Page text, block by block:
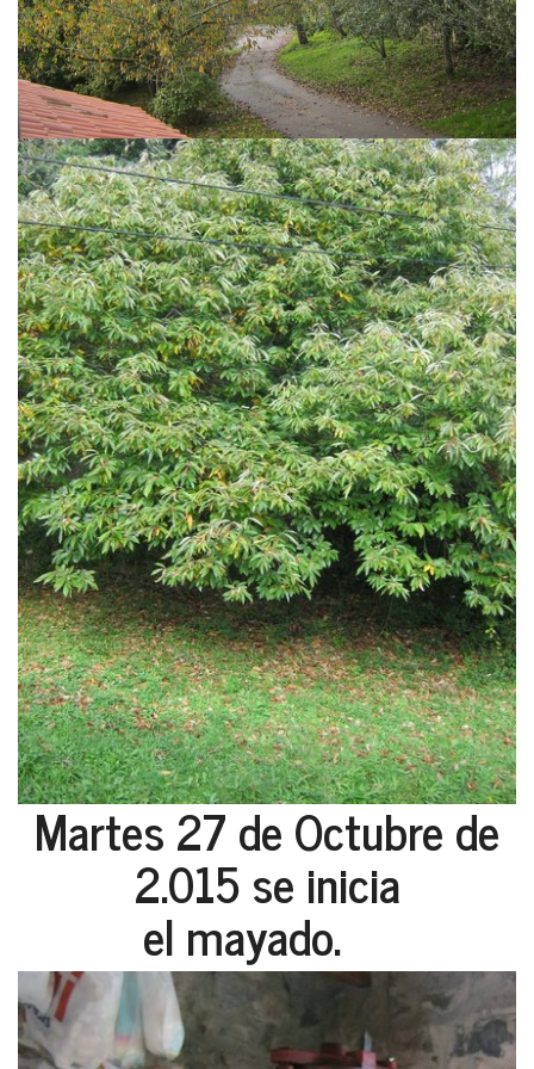
Martes 27 de Octubre de
2.015 se inicia
el mayado.